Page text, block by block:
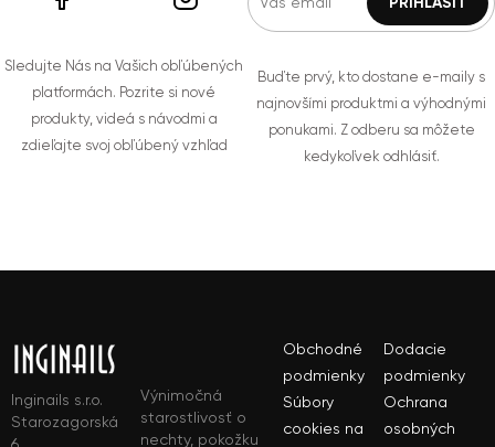
Sledujte Nás na Vašich obľúbených
platformách. Pozrite si nové
produkty, videá s návodmi a
zdieľajte svoj obľúbený vzhľad
Buďte prvý, kto dostane e-maily s
najnovšími produktmi a výhodnými
ponukami. Z odberu sa môžete
kedykoľvek odhlásiť.
Inginails s.r.o.
Starozagorská
Výnimočná
starostlivosť o
nechty, pokožku
Obchodné
podmienky
Dodacie
podmienky
Súbory
cookies na
Ochrana
osobných